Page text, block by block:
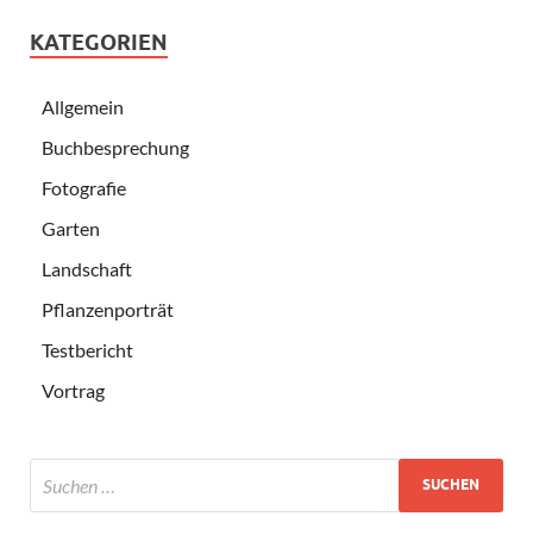
KATEGORIEN
Allgemein
Buchbesprechung
Fotografie
Garten
Landschaft
Pflanzenporträt
Testbericht
Vortrag